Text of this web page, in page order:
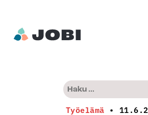
Haku:
Kun tuloksia tulee,
Työelämä •